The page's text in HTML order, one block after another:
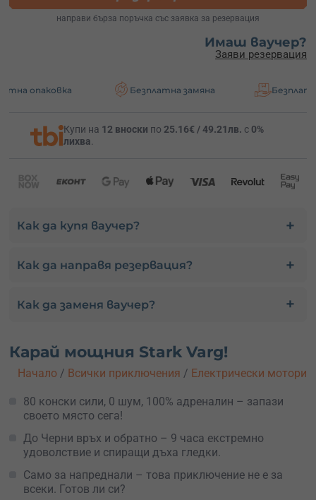
направи бърза поръчка със заявка за резервация
Имаш ваучер?
Заяви резервация
Безплатна замяна Безплатна доставка
Купи на 12 вноски по 25.16€ / 49.21лв. с 0%
лихва.
Как да купя ваучер?
Как да направя резервация?
Как да заменя ваучер?
Карай мощния Stark Varg!
Начало / Всички приключения / Електрически мотори
80 конски сили, 0 шум, 100% адреналин – запази
своето място сега!
До Черни връх и обратно – 9 часа екстремно
удоволствие и спиращи дъха гледки.
Само за напреднали – това приключение не е за
всеки. Готов ли си?